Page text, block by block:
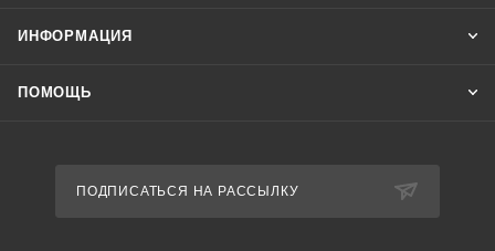
ИНФОРМАЦИЯ
ПОМОЩЬ
ПОДПИСАТЬСЯ НА РАССЫЛКУ